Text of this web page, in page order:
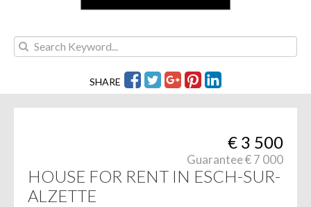
CONTACT
SHARE
€ 3 500
Guarantee € 7 000
HOUSE FOR RENT IN ESCH-SUR-
ALZETTE